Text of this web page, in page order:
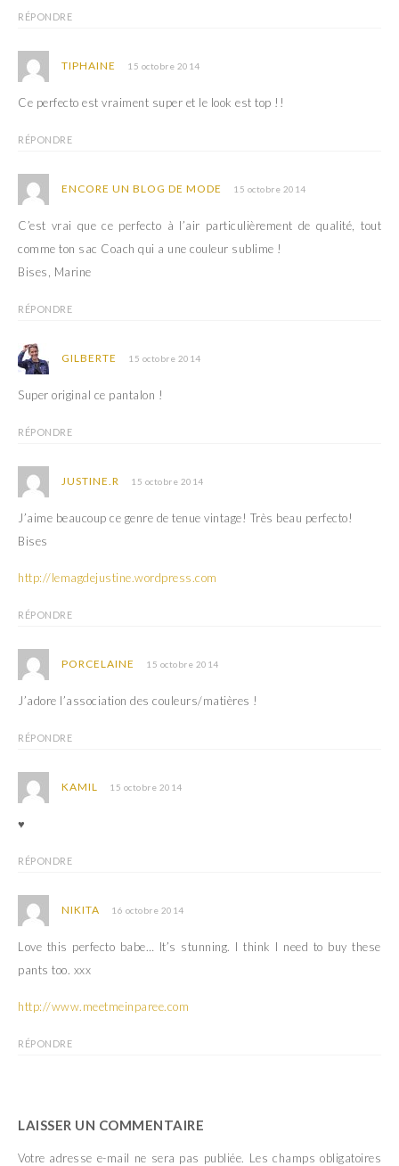
RÉPONDRE
TIPHAINE 15 octobre 2014
Ce perfecto est vraiment super et le look est top !!
RÉPONDRE
ENCORE UN BLOG DE MODE 15 octobre 2014
C’est vrai que ce perfecto à l’air particulièrement de qualité, tout
comme ton sac Coach qui a une couleur sublime !
Bises, Marine
RÉPONDRE
GILBERTE 15 octobre 2014
Super original ce pantalon !
RÉPONDRE
JUSTINE.R 15 octobre 2014
J’aime beaucoup ce genre de tenue vintage! Très beau perfecto!
Bises
http://lemagdejustine.wordpress.com
RÉPONDRE
PORCELAINE 15 octobre 2014
J’adore l’association des couleurs/matières !
RÉPONDRE
KAMIL 15 octobre 2014
♥
RÉPONDRE
NIKITA 16 octobre 2014
Love this perfecto babe… It’s stunning. I think I need to buy these
pants too. xxx
http://www.meetmeinparee.com
RÉPONDRE
LAISSER UN COMMENTAIRE
Votre adresse e-mail ne sera pas publiée. Les champs obligatoires